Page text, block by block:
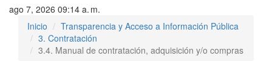
ago 7, 2026 09:14 a. m.
Inicio
Transparencia y Acceso a Información Pública
3. Contratación
3.4. Manual de contratación, adquisición y/o compras